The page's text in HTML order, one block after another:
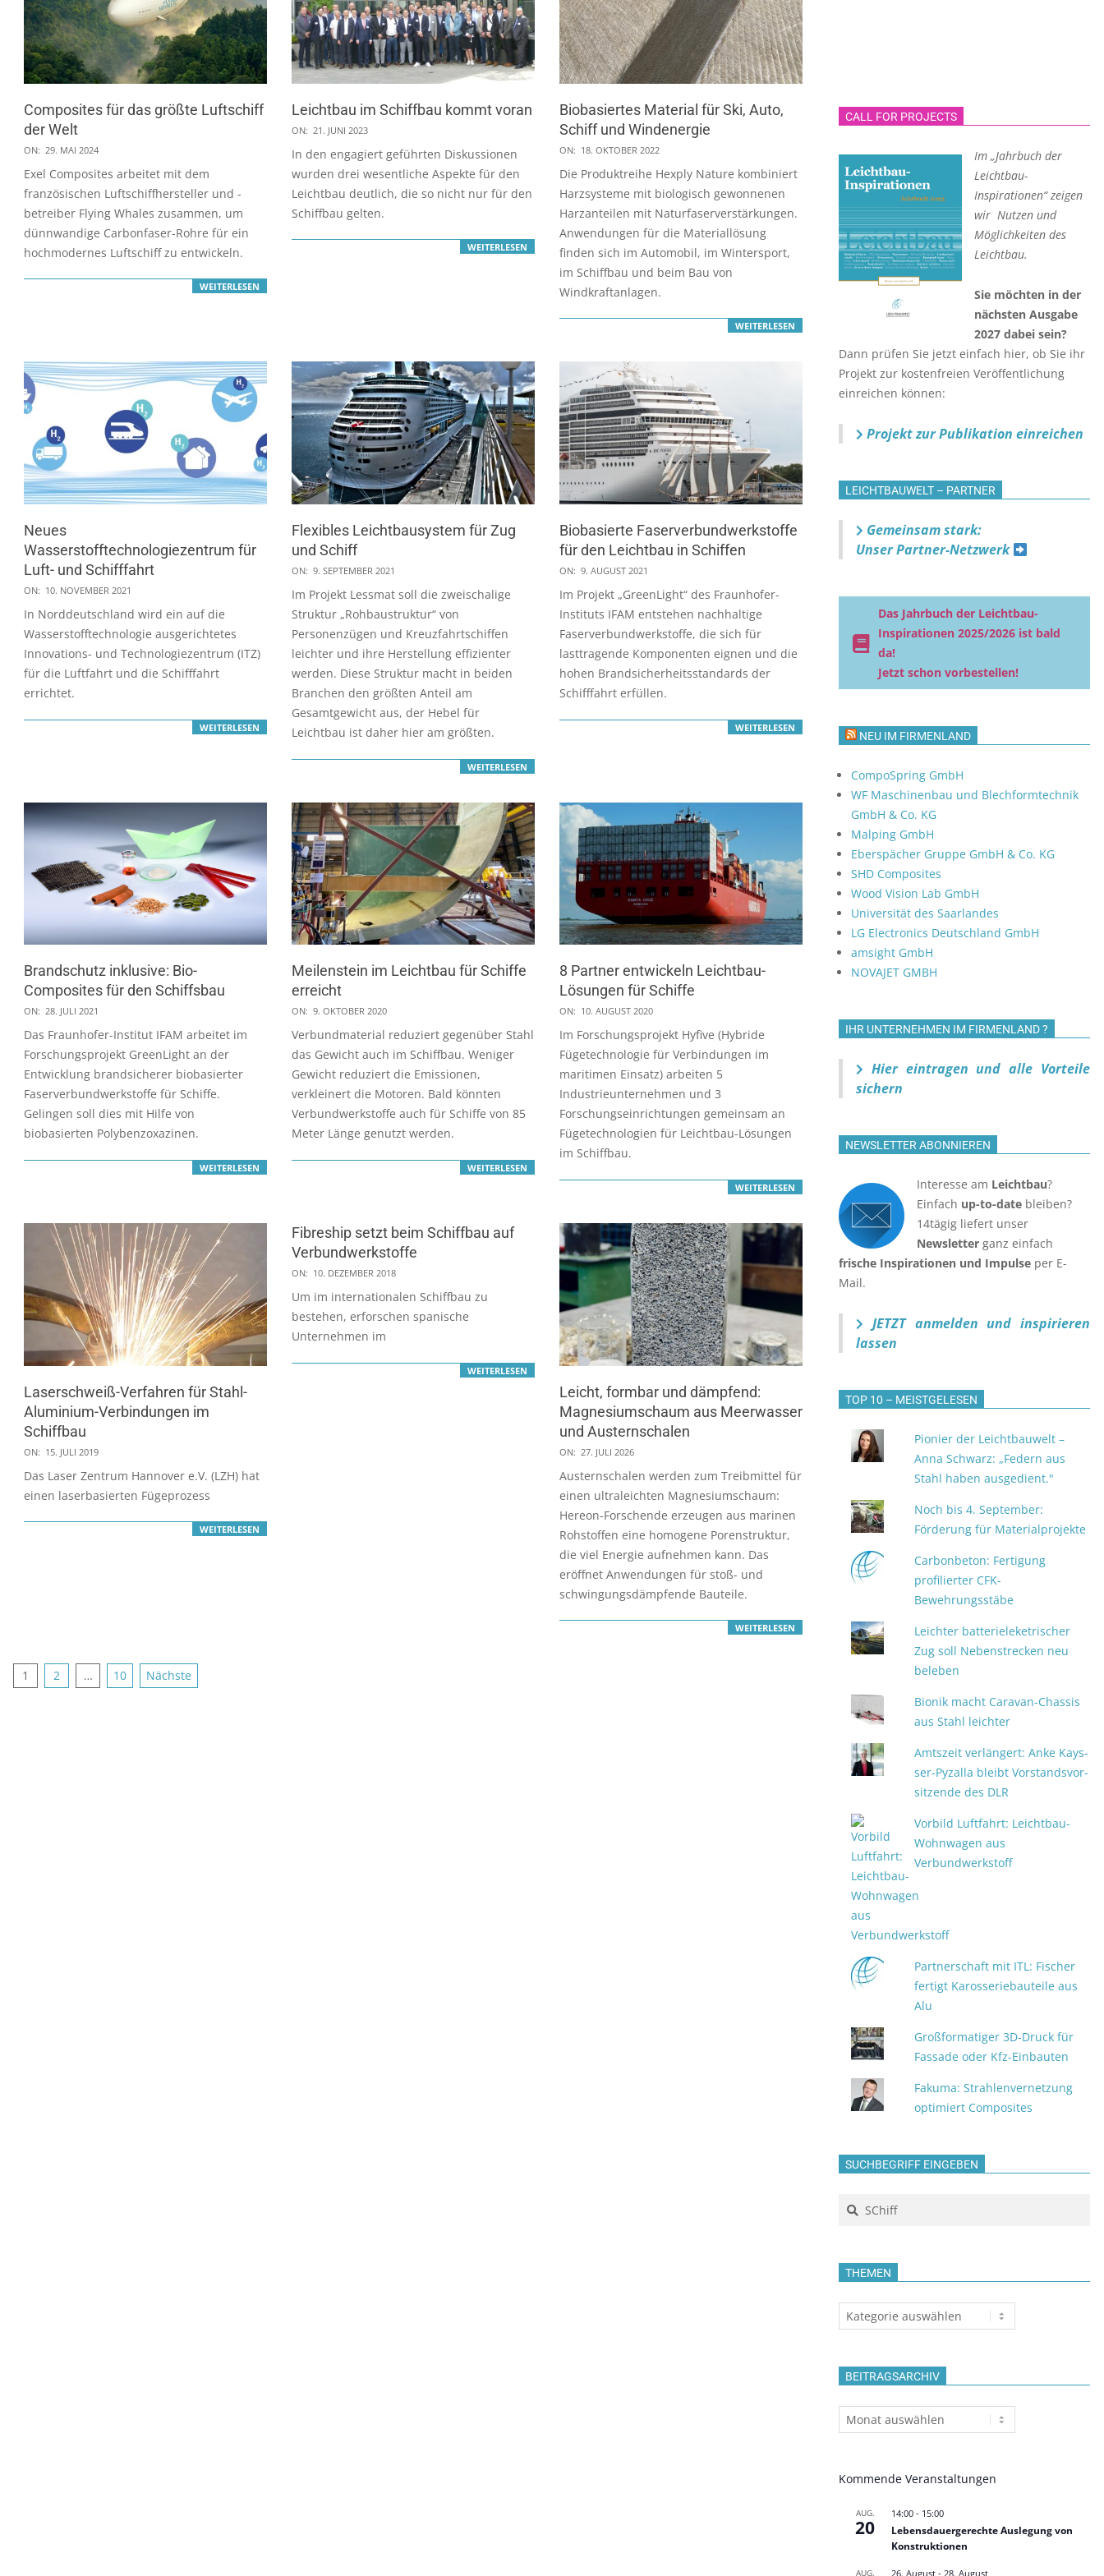
Composites für das größte Luftschiff
der Welt
2024-
05-
29
ON: 29. MAI 2024
Exel Composites arbeitet mit dem
französischen Luftschiffhersteller und -
betreiber Flying Whales zusammen, um
dünnwandige Carbonfaser-Rohre für ein
hochmodernes Luftschiff zu entwickeln.
WEITERLESEN
Leichtbau im Schiffbau kommt voran
2023-
06-
ON: 21. JUNI 2023
In den engagiert geführten Diskussionen
wurden drei wesentliche Aspekte für den
Leichtbau deutlich, die so nicht nur für den
Schiffbau gelten.
WEITERLESEN
Biobasiertes Material für Ski, Auto,
Schiff und Windenergie
2022-
10-
18
ON: 18. OKTOBER 2022
Die Produktreihe Hexply Nature kombiniert
Harzsysteme mit biologisch gewonnenen
Harzanteilen mit Naturfaserverstärkungen.
Anwendungen für die Materiallösung
finden sich im Automobil, im Wintersport,
im Schiffbau und beim Bau von
Windkraftanlagen.
WEITERLESEN
Neues
Wasserstofftechnologiezentrum für
Luft- und Schifffahrt
2021-
11-
10
ON: 10. NOVEMBER 2021
In Norddeutschland wird ein auf die
Wasserstofftechnologie ausgerichtetes
Innovations- und Technologiezentrum (ITZ)
für die Luftfahrt und die Schifffahrt
errichtet.
WEITERLESEN
Flexibles Leichtbausystem für Zug
und Schiff
2021-
09-
09
ON: 9. SEPTEMBER 2021
Im Projekt Lessmat soll die zweischalige
Struktur „Rohbaustruktur“ von
Personenzügen und Kreuzfahrtschiffen
leichter und ihre Herstellung effizienter
werden. Diese Struktur macht in beiden
Branchen den größten Anteil am
Gesamtgewicht aus, der Hebel für
Leichtbau ist daher hier am größten.
WEITERLESEN
Biobasierte Faserverbundwerkstoffe
für den Leichtbau in Schiffen
2021-
08-
09
ON: 9. AUGUST 2021
Im Projekt „GreenLight“ des Fraunhofer-
Instituts IFAM entstehen nachhaltige
Faserverbundwerkstoffe, die sich für
lasttragende Komponenten eignen und die
hohen Brandsicherheitsstandards der
Schifffahrt erfüllen.
WEITERLESEN
Brandschutz inklusive: Bio-
Composites für den Schiffsbau
2021-
07-
28
ON: 28. JULI 2021
Das Fraunhofer-Institut IFAM arbeitet im
Forschungsprojekt GreenLight an der
Entwicklung brandsicherer biobasierter
Faserverbundwerkstoffe für Schiffe.
Gelingen soll dies mit Hilfe von
biobasierten Polybenzoxazinen.
WEITERLESEN
Meilenstein im Leichtbau für Schiffe
erreicht
2020-
10-
09
ON: 9. OKTOBER 2020
Verbundmaterial reduziert gegenüber Stahl
das Gewicht auch im Schiffbau. Weniger
Gewicht reduziert die Emissionen,
verkleinert die Motoren. Bald könnten
Verbundwerkstoffe auch für Schiffe von 85
Meter Länge genutzt werden.
WEITERLESEN
8 Partner entwickeln Leichtbau-
Lösungen für Schiffe
2020-
08-
10
ON: 10. AUGUST 2020
Im Forschungsprojekt Hyfive (Hybride
Fügetechnologie für Verbindungen im
maritimen Einsatz) arbeiten 5
Industrieunternehmen und 3
Forschungseinrichtungen gemeinsam an
Fügetechnologien für Leichtbau-Lösungen
im Schiffbau.
WEITERLESEN
Laserschweiß-Verfahren für Stahl-
Aluminium-Verbindungen im
Schiffbau
2019-
07-
15
ON: 15. JULI 2019
Das Laser Zentrum Hannover e.V. (LZH) hat
einen laserbasierten Fügeprozess
WEITERLESEN
Fibreship setzt beim Schiffbau auf
Verbundwerkstoffe
2018-
12-
10
ON: 10. DEZEMBER 2018
Um im internationalen Schiffbau zu
bestehen, erforschen spanische
Unternehmen im
WEITERLESEN
Leicht, formbar und dämpfend:
Magnesiumschaum aus Meerwasser
und Austernschalen
2026-
07-
27
ON: 27. JULI 2026
Austernschalen werden zum Treibmittel für
einen ultraleichten Magnesiumschaum:
Hereon-Forschende erzeugen aus marinen
Rohstoffen eine homogene Porenstruktur,
die viel Energie aufnehmen kann. Das
eröffnet Anwendungen für stoß- und
schwingungsdämpfende Bauteile.
WEITERLESEN
Seitennummerierung
1 2 … 10 Nächste
CALL FOR PROJECTS
Im „Jahrbuch der
Leichtbau-
Inspirationen“ zeigen
wir Nutzen und
Möglichkeiten des
Leichtbau.
Sie möchten in der
nächsten Ausgabe
2027 dabei sein?
Dann prüfen Sie jetzt einfach hier, ob Sie ihr
Projekt zur kostenfreien Veröffentlichung
einreichen können:
Projekt zur Publikation einreichen
LEICHTBAUWELT – PARTNER
Gemeinsam stark:
Unser Partner-Netzwerk
Das Jahrbuch der Leichtbau-
Inspirationen 2025/2026 ist bald
da!
Jetzt schon vorbestellen!
NEU IM FIRMENLAND
CompoSpring GmbH
WF Maschinenbau und Blechformtechnik
GmbH & Co. KG
Malping GmbH
Eberspächer Gruppe GmbH & Co. KG
SHD Composites
Wood Vision Lab GmbH
Universität des Saarlandes
LG Electronics Deutschland GmbH
amsight GmbH
NOVAJET GMBH
IHR UNTERNEHMEN IM FIRMENLAND ?
Hier eintragen und alle Vorteile
sichern
NEWSLETTER ABONNIEREN
Interesse am Leichtbau?
Einfach up-to-date bleiben?
14tägig liefert unser
Newsletter ganz einfach
frische Inspirationen und Impulse per E-
Mail.
JETZT anmelden und inspirieren
lassen
TOP 10 – MEISTGELESEN
Pionier der Leichtbauwelt –
Anna Schwarz: „Federn aus
Stahl haben ausgedient."
Noch bis 4. September:
Förderung für Materialprojekte
Carbonbeton: Fertigung
profilierter CFK-
Bewehrungsstäbe
Leichter batterieleketrischer
Zug soll Nebenstrecken neu
beleben
Bionik macht Caravan-Chassis
aus Stahl leichter
Amtszeit verlängert: An­ke Kays­
ser-Py­zal­la bleibt Vor­stands­vor­
sit­zen­de des DLR
Vorbild Luftfahrt: Leichtbau-
Wohnwagen aus
Verbundwerkstoff
Partnerschaft mit ITL: Fischer
fertigt Karosseriebauteile aus
Alu
Großformatiger 3D-Druck für
Fassade oder Kfz-Einbauten
Fakuma: Strahlenvernetzung
optimiert Composites
SUCHBEGRIFF EINGEBEN
Search
THEMEN
Themen
BEITRAGSARCHIV
Beitragsarchiv
Kommende Veranstaltungen
AUG.
20
14:00 - 15:00
Lebensdauergerechte Auslegung von
Konstruktionen
AUG. 26. August - 28. August